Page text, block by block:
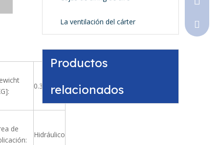
0.34
de
Hidráulico
La ventilación del cárter
Productos
relacionados